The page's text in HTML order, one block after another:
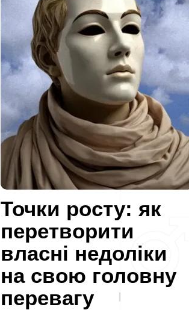
Точки росту: як
перетворити
власні недоліки
на свою головну
перевагу